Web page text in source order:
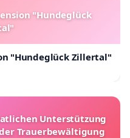
"Hundeglück
"Hundeglück Zillertal"
Unterstützung
Trauerbewältigung